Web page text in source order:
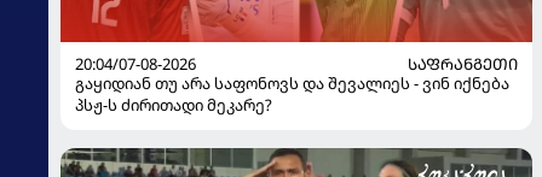
20:04/07-08-2026
ᲡᲐᲤᲠᲐᲜᲒᲔᲗᲘ
გაყიდიან თუ არა საფონოვს და შევალიეს - ვინ იქნება
პსჟ-ს ძირითადი მეკარე?